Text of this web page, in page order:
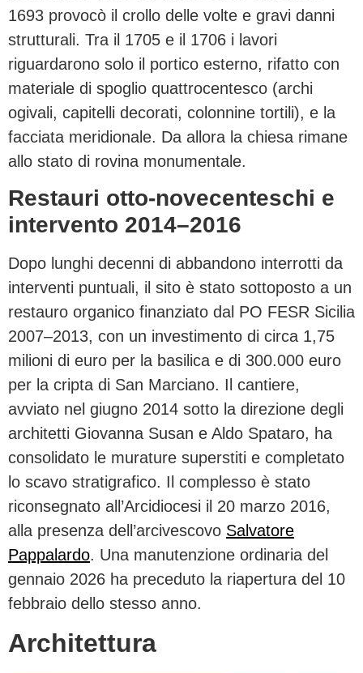
1693 provocò il crollo delle volte e gravi danni
strutturali. Tra il 1705 e il 1706 i lavori
riguardarono solo il portico esterno, rifatto con
materiale di spoglio quattrocentesco (archi
ogivali, capitelli decorati, colonnine tortili), e la
facciata meridionale. Da allora la chiesa rimane
allo stato di rovina monumentale.
Restauri otto-novecenteschi e
intervento 2014–2016
Dopo lunghi decenni di abbandono interrotti da
interventi puntuali, il sito è stato sottoposto a un
restauro organico finanziato dal PO FESR Sicilia
2007–2013, con un investimento di circa 1,75
milioni di euro per la basilica e di 300.000 euro
per la cripta di San Marciano. Il cantiere,
avviato nel giugno 2014 sotto la direzione degli
architetti Giovanna Susan e Aldo Spataro, ha
consolidato le murature superstiti e completato
lo scavo stratigrafico. Il complesso è stato
riconsegnato all’Arcidiocesi il 20 marzo 2016,
alla presenza dell’arcivescovo Salvatore
Pappalardo. Una manutenzione ordinaria del
gennaio 2026 ha preceduto la riapertura del 10
febbraio dello stesso anno.
Architettura